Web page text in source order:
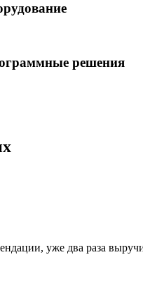
решения
уже два раза